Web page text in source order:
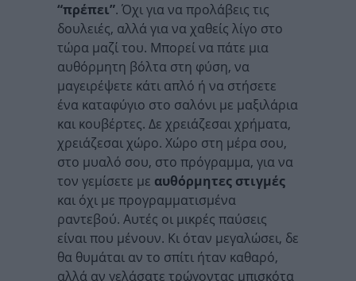
“πρέπει”. Όχι για να προλάβεις τις
δουλειές, αλλά για να χαθείς λίγο στο
τώρα μαζί του. Μπορεί να πάτε μια
αυθόρμητη βόλτα στη φύση, να
μαγειρέψετε κάτι απλό ή να στήσετε
ένα καταφύγιο στο σαλόνι με μαξιλάρια
και κουβέρτες. Δε χρειάζεσαι χρήματα,
χρειάζεσαι χώρο. Χώρο στη μέρα σου,
στο μυαλό σου, στο πρόγραμμα, για να
τον γεμίσετε με αυθόρμητες στιγμές
και όχι με προγραμματισμένα
ραντεβού. Αυτές οι μικρές παύσεις
είναι που μένουν. Κι όταν μεγαλώσει, δε
θα θυμάται αν το σπίτι ήταν καθαρό,
αλλά αν γελάσατε τρώγοντας μπισκότα